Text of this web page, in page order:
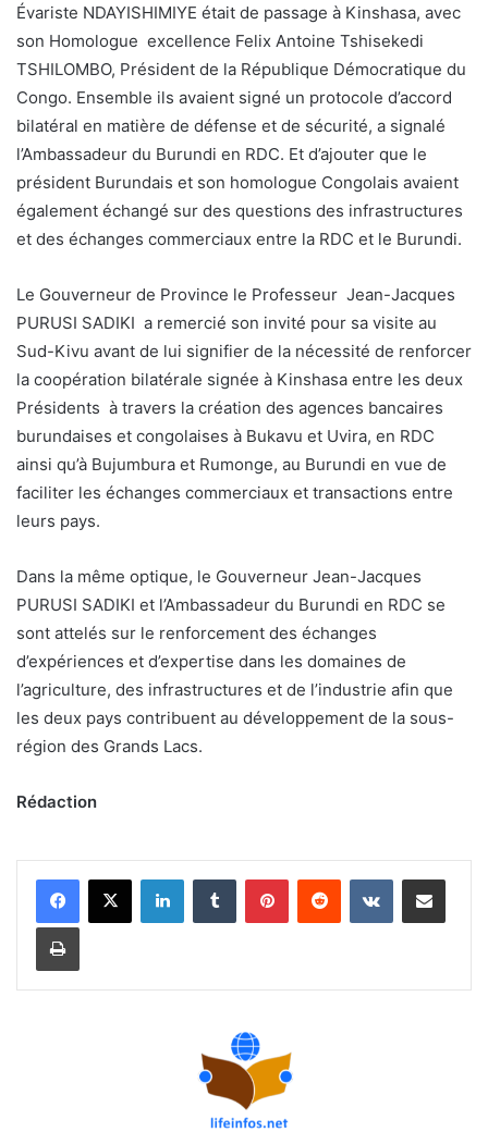
Évariste NDAYISHIMIYE était de passage à Kinshasa, avec
son Homologue excellence Felix Antoine Tshisekedi
TSHILOMBO, Président de la République Démocratique du
Congo. Ensemble ils avaient signé un protocole d’accord
bilatéral en matière de défense et de sécurité, a signalé
l’Ambassadeur du Burundi en RDC. Et d’ajouter que le
président Burundais et son homologue Congolais avaient
également échangé sur des questions des infrastructures
et des échanges commerciaux entre la RDC et le Burundi.
Le Gouverneur de Province le Professeur Jean-Jacques
PURUSI SADIKI a remercié son invité pour sa visite au
Sud-Kivu avant de lui signifier de la nécessité de renforcer
la coopération bilatérale signée à Kinshasa entre les deux
Présidents à travers la création des agences bancaires
burundaises et congolaises à Bukavu et Uvira, en RDC
ainsi qu’à Bujumbura et Rumonge, au Burundi en vue de
faciliter les échanges commerciaux et transactions entre
leurs pays.
Dans la même optique, le Gouverneur Jean-Jacques
PURUSI SADIKI et l’Ambassadeur du Burundi en RDC se
sont attelés sur le renforcement des échanges
d’expériences et d’expertise dans les domaines de
l’agriculture, des infrastructures et de l’industrie afin que
les deux pays contribuent au développement de la sous-
région des Grands Lacs.
Rédaction